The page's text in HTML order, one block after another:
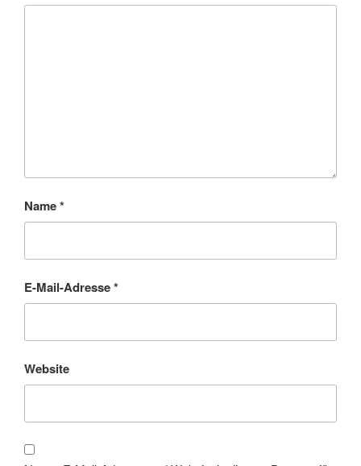
Name*
E-Mail-Adresse*
Website